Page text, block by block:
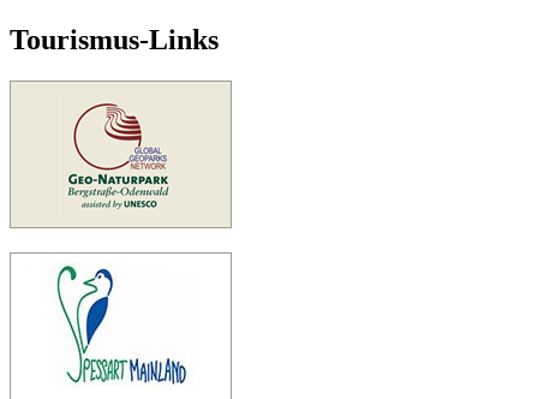
Tourismus-Links